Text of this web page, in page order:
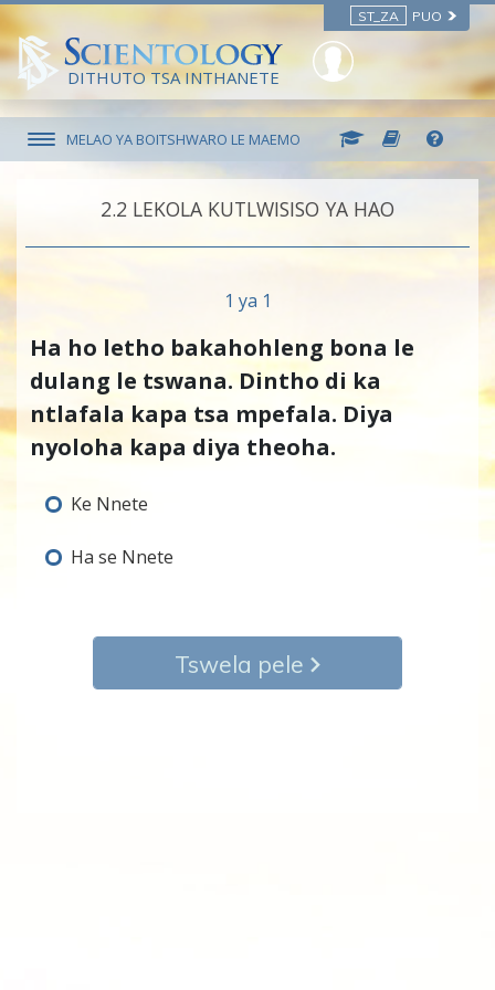
ST_ZA PUO
DITHUTO TSA INTHANETE
MELAO YA BOITSHWARO LE MAEMO
2.‎2 LEKOLA KUTLWISISO YA HAO
1 ya 1
Ha ho letho bakahohleng bona le
dulang le tswana. Dintho di ka
ntlafala kapa tsa mpefala. Diya
nyoloha kapa diya theoha.
Ke Nnete
Ha se Nnete
Tswela pele